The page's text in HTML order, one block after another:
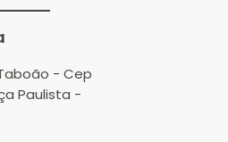
- Cep
Paulista -